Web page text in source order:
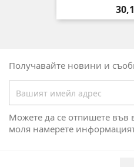
Получавайте новини и
Можете да се отпишете във
моля намерете